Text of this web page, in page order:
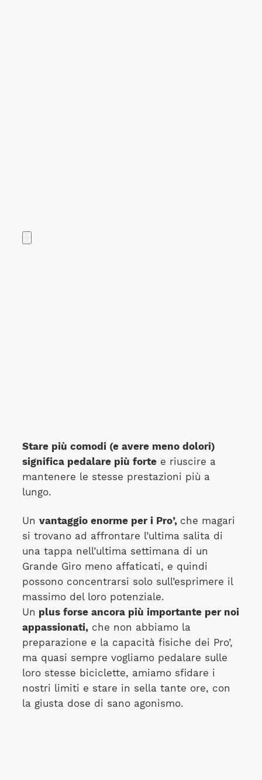
Stare più comodi (e avere meno dolori)
significa pedalare più fortee riuscire a
mantenere le stesse prestazioni più a
lungo.
Un vantaggio enorme per i Pro’, che magari
si trovano ad affrontare l’ultima salita di
una tappa nell’ultima settimana di un
Grande Giro meno affaticati, e quindi
possono concentrarsi solo sull’esprimere il
massimo del loro potenziale.
Un plus forse ancora più importante per noi
appassionati,che non abbiamo la
preparazione e la capacità fisiche dei Pro’,
ma quasi sempre vogliamo pedalare sulle
loro stesse biciclette, amiamo sfidare i
nostri limiti e stare in sella tante ore, con
la giusta dose di sano agonismo.